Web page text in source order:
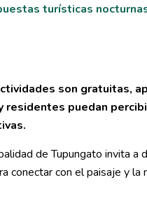
turísticas
son gratuitas,
residentes puedan
de Tupungato invita
conectar con el paisaje y la